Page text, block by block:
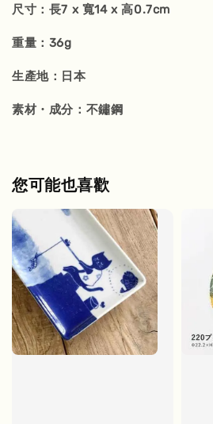
尺寸：長7 x 寬14 x 高0.7cm
重量：36g
生產地：日本
素材・成分：不鏽鋼
您可能也喜歡